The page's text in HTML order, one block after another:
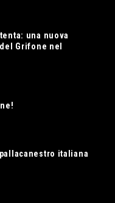
una nuova
Grifone nel
italiana